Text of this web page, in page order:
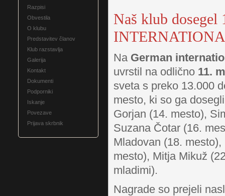
Razpisi
Obvestila
O klubu
Predstavitev članov
Klub razstavlja
Galerija
Kontakt
Dokumenti
Podporniki
Iskanje
Povezave
Prijava skrbnik
Naš klub
Na German
uvrstil na odlično 11.
sveta s preko 13.000
mesto, ki so ga
Gorjan (14. mesto),
Suzana Čotar (16.
Mladovan (18. mesto),
mesto), Mitja Mikuž
mladimi).
Nagrade so prejeli